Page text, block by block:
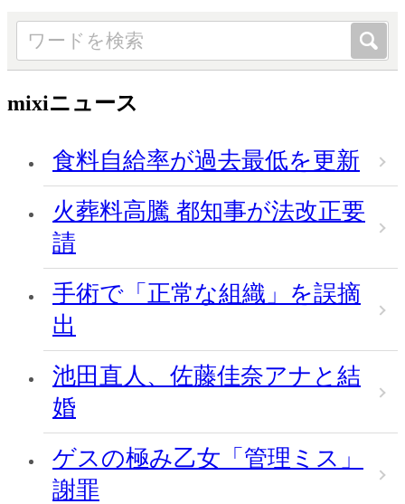
mixiニュース
食料自給率が過去最低を更新
火葬料高騰 都知事が法改正要
請
手術で「正常な組織」を誤摘
出
池田直人、佐藤佳奈アナと結
婚
ゲスの極み乙女「管理ミス」
謝罪